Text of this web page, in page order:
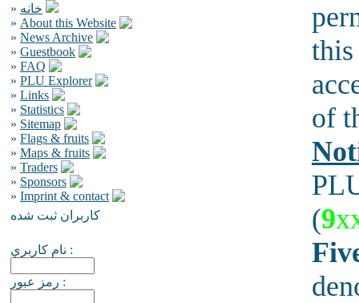
» خانه
» About this Website
» News Archive
» Guestbook
» FAQ
» PLU Explorer
» Links
» Statistics
» Sitemap
» Flags & fruits
» Maps & fruits
» Traders
» Sponsors
» Imprint & contact
كاربران ثبت شده
نام كاربري :
رمز عبور :
of
(9